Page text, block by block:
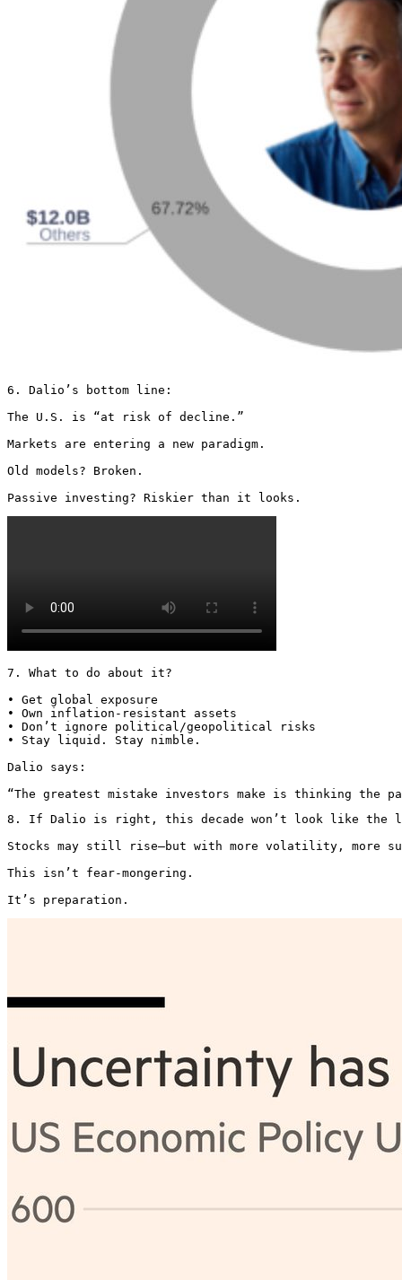
6. Dalio’s bottom line:
The U.S. is “at risk of decline.”
Markets are entering a new paradigm.
Old models? Broken.
Passive investing? Riskier than it looks.
7. What to do about it?
• Get global exposure
• Own inflation-resistant assets
• Don’t ignore political/geopolitical risks
• Stay liquid. Stay nimble.
Dalio says:
“The greatest mistake investors make is thinking the
8. If Dalio is right, this decade won’t look like the
Stocks may still rise—but with more volatility, more
This isn’t fear-mongering.
It’s preparation.